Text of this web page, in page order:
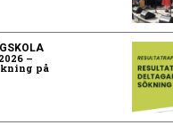
–
på